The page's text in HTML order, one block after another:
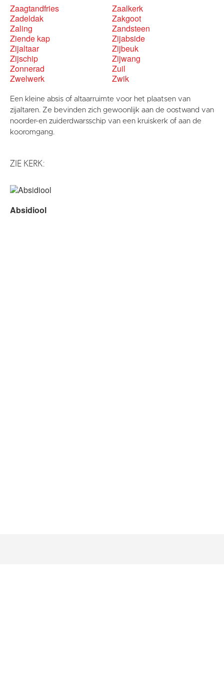
Zaagtandfries
Zaalkerk
Zadeldak
Zakgoot
Zaling
Zandsteen
Ziende kap
Zijabside
Zijaltaar
Zijbeuk
Zijschip
Zijwang
Zonnerad
Zuil
Zwelwerk
Zwik
Een kleine absis of altaarruimte voor het plaatsen van
zijaltaren. Ze bevinden zich gewoonlijk aan de oostwand van
noorder-en zuiderdwarsschip van een kruiskerk of aan de
kooromgang.
ZIE KERK:
Absidiool